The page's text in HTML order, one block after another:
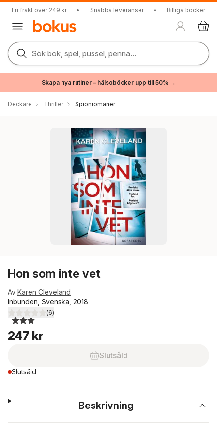
Fri frakt över 249 kr • Snabba leveranser • Billiga böcker
Sök bok, spel, pussel, penna...
Skapa nya rutiner – hälsoböcker upp till 50% →
Deckare Thriller Spionromaner
Hon som inte vet
Av Karen Cleveland
Inbunden, Svenska, 2018
3,0utav 5 stjärnor. Totalt antal röster:
(6)
247 kr
Slutsåld
Slutsåld
Beskrivning